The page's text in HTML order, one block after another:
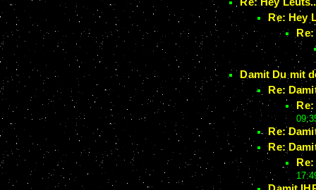
Re: Hey
Damit Du mit
Re:
Re:
Re: